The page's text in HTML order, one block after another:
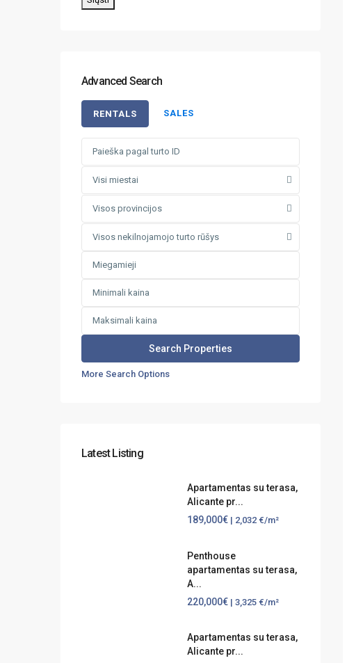
Advanced Search
RENTALS SALES
Visi miestai
Visos provincijos
Visos nekilnojamojo turto rūšys
More Search Options
Latest Listing
Apartamentas su terasa,
Alicante pr...
189,000€ | 2,032 €/m²
Penthouse
apartamentas su terasa,
A...
220,000€ | 3,325 €/m²
Apartamentas su terasa,
Alicante pr...